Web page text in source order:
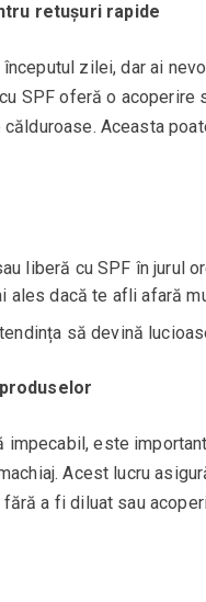
retușuri rapide
zilei, dar ai
SPF oferă o
Aceasta
liberă cu SPF în jurul
ales dacă te afli afară
să devină
impecabil, este
Acest lucru
a fi diluat sau